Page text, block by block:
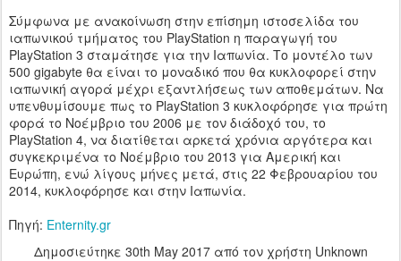
Σύμφωνα με ανακοίνωση στην επίσημη ιστοσελίδα του
ιαπωνικού τμήματος του PlayStation η παραγωγή του
PlayStation 3 σταμάτησε για την Ιαπωνία. Το μοντέλο των
500 gigabyte θα είναι το μοναδικό που θα κυκλοφορεί στην
ιαπωνική αγορά μέχρι εξαντλήσεως των αποθεμάτων. Να
υπενθυμίσουμε πως το PlayStation 3 κυκλοφόρησε για πρώτη
φορά το Νοέμβριο του 2006 με τον διάδοχό του, το
PlayStation 4, να διατίθεται αρκετά χρόνια αργότερα και
συγκεκριμένα το Νοέμβριο του 2013 για Αμερική και
Ευρώπη, ενώ λίγους μήνες μετά, στις 22 Φεβρουαρίου του
2014, κυκλοφόρησε και στην Ιαπωνία.
Πηγή: Enternity.gr
Δημοσιεύτηκε 30th May 2017από τον χρήστη Unknown